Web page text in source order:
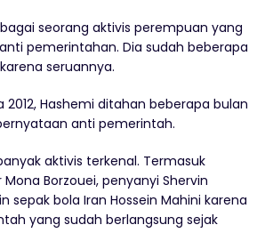
seorang aktivis perempuan yang
pemerintahan. Dia sudah beberapa
seruannya.
2012, Hashemi ditahan beberapa bulan
anti pemerintah.
aktivis terkenal. Termasuk
Borzouei, penyanyi Shervin
sepak bola Iran Hossein Mahini karena
yang sudah berlangsung sejak